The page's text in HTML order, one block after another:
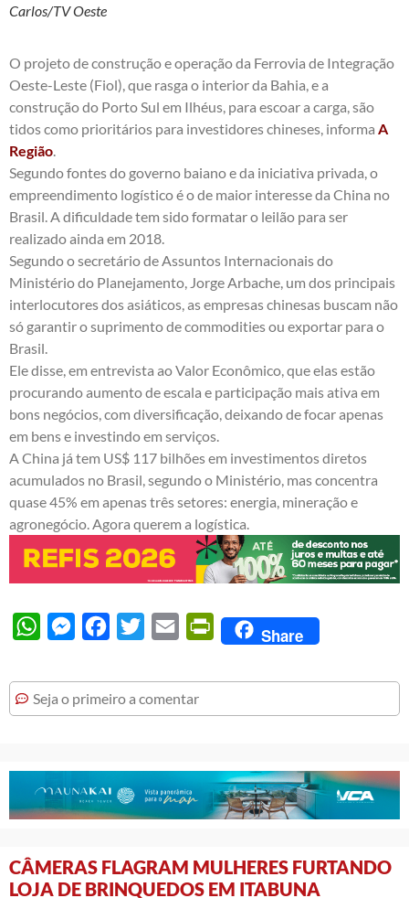
Carlos/TV Oeste
O projeto de construção e operação da Ferrovia de Integração
Oeste-Leste (Fiol), que rasga o interior da Bahia, e a
construção do Porto Sul em Ilhéus, para escoar a carga, são
tidos como prioritários para investidores chineses, informa A
Região.
Segundo fontes do governo baiano e da iniciativa privada, o
empreendimento logístico é o de maior interesse da China no
Brasil. A dificuldade tem sido formatar o leilão para ser
realizado ainda em 2018.
Segundo o secretário de Assuntos Internacionais do
Ministério do Planejamento, Jorge Arbache, um dos principais
interlocutores dos asiáticos, as empresas chinesas buscam não
só garantir o suprimento de commodities ou exportar para o
Brasil.
Ele disse, em entrevista ao Valor Econômico, que elas estão
procurando aumento de escala e participação mais ativa em
bons negócios, com diversificação, deixando de focar apenas
em bens e investindo em serviços.
A China já tem US$ 117 bilhões em investimentos diretos
acumulados no Brasil, segundo o Ministério, mas concentra
quase 45% em apenas três setores: energia, mineração e
agronegócio. Agora querem a logística.
WhatsAppMessengerFacebook
Twitter Email PrintFriendly
Share
Seja o primeiro a comentar
CÂMERAS FLAGRAM MULHERES FURTANDO
LOJA DE BRINQUEDOS EM ITABUNA